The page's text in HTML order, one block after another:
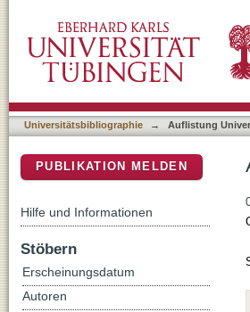
Universitätsbibliographie → Auflistung
PUBLIKATION MELDEN
Hilfe und Informationen
Stöbern
Erscheinungsdatum
Autoren